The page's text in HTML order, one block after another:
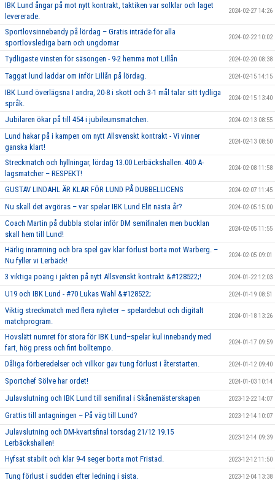
IBK Lund ångar på mot nytt kontrakt, taktiken var solklar och laget
levererade.
2024-02-27 14:26
Sportlovsinnebandy på lördag – Gratis inträde för alla
sportlovslediga barn och ungdomar
2024-02-22 10:02
Tydligaste vinsten för säsongen - 9-2 hemma mot Lillån 2024-02-20 08:38
Taggat lund laddar om inför Lillån på lördag. 2024-02-15 14:15
IBK Lund överlägsna I andra, 20-8 i skott och 3-1 mål talar sitt tydliga
språk.
2024-02-15 13:40
Jubilaren ökar på till 454 i jubileumsmatchen. 2024-02-13 08:55
Lund hakar på i kampen om nytt Allsvenskt kontrakt - Vi vinner
ganska klart!
2024-02-13 08:50
Streckmatch och hyllningar, lördag 13.00 Lerbäckshallen. 400 A-
lagsmatcher – RESPEKT!
2024-02-08 11:58
GUSTAV LINDAHL ÄR KLAR FÖR LUND PÅ DUBBELLICENS 2024-02-07 11:45
Nu skall det avgöras – var spelar IBK Lund Elit nästa år? 2024-02-05 15:00
Coach Martin på dubbla stolar inför DM semifinalen men bucklan
skall hem till Lund!
2024-02-05 11:55
Härlig inramning och bra spel gav klar förlust borta mot Warberg. –
Nu fyller vi Lerbäck!
2024-02-05 09:01
3 viktiga poäng i jakten på nytt Allsvenskt kontrakt &#128522;! 2024-01-22 12:03
U19 och IBK Lund - #70 Lukas Wahl &#128522; 2024-01-19 08:51
Viktig streckmatch med flera nyheter – spelardebut och digitalt
matchprogram.
2024-01-18 13:26
Hovslätt numret för stora för IBK Lund–spelar kul innebandy med
fart, hög press och fint bolltempo.
2024-01-17 09:59
Dåliga förberedelser och villkor gav tung förlust i återstarten. 2024-01-12 09:40
Sportchef Sölve har ordet! 2024-01-03 10:14
Julavslutning och IBK Lund till semifinal i Skånemästerskapen 2023-12-22 14:07
Grattis till antagningen – På väg till Lund? 2023-12-14 10:07
Julavslutning och DM-kvartsfinal torsdag 21/12 19.15
Lerbäckshallen!
2023-12-14 09:39
Hyfsat stabilt och klar 9-4 seger borta mot Fristad. 2023-12-12 11:50
Tung förlust i sudden efter ledning i sista. 2023-12-04 13:38